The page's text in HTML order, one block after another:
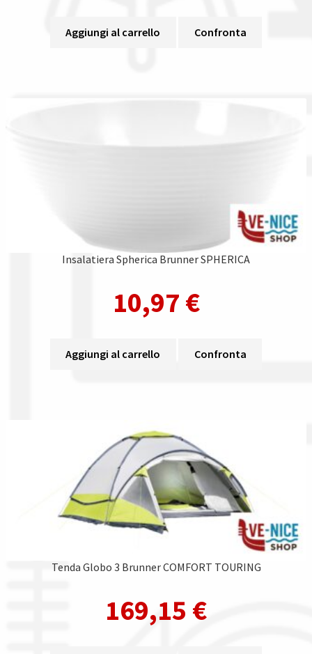
Aggiungi al carrello Confronta
Insalatiera Spherica Brunner SPHERICA
10,97 €
Aggiungi al carrello Confronta
Tenda Globo 3 Brunner COMFORT TOURING
169,15 €